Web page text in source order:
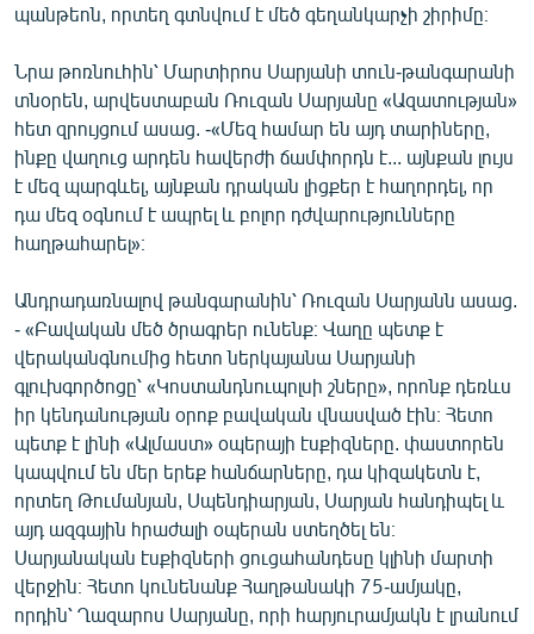
պանթեոն, որտեղ գտնվում է մեծ գեղանկարչի շիրիմը։
Նրա թոռնուհին՝ Մարտիրոս Սարյանի տուն-թանգարանի
տնօրեն, արվեստաբան Ռուզան Սարյանը «Ազատության»
հետ զրույցում ասաց. -«Մեզ համար են այդ տարիները,
ինքը վաղուց արդեն հավերժի ճամփորդն է... այնքան լույս
է մեզ պարգևել, այնքան դրական լիցքեր է հաղորդել, որ
դա մեզ օգնում է ապրել և բոլոր դժվարությունները
հաղթահարել»։
Անդրադառնալով թանգարանին՝ Ռուզան Սարյանն ասաց.
- «Բավական մեծ ծրագրեր ունենք։ Վաղը պետք է
վերականգնումից հետո ներկայանա Սարյանի
գլուխգործոցը՝ «Կոստանդնուպոլսի շները», որոնք դեռևս
իր կենդանության օրոք բավական վնասված էին։ Հետո
պետք է լինի «Ալմաստ» օպերայի էսքիզները. փաստորեն
կապվում են մեր երեք հանճարները, դա կիզակետն է,
որտեղ Թումանյան, Սպենդիարյան, Սարյան հանդիպել և
այդ ազգային հրաժալի օպերան ստեղծել են։
Սարյանական էսքիզների ցուցահանդեսը կլինի մարտի
վերջին։ Հետո կունենանք Հաղթանակի 75-ամյակը,
որդին՝ Ղազարոս Սարյանը, որի հարյուրամյակն է լրանում